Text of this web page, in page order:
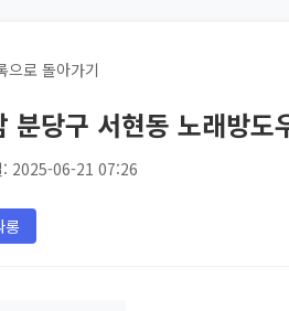
로 돌아가기
분당구 서현동 노래방도
: 2025-06-21 07:26
롱